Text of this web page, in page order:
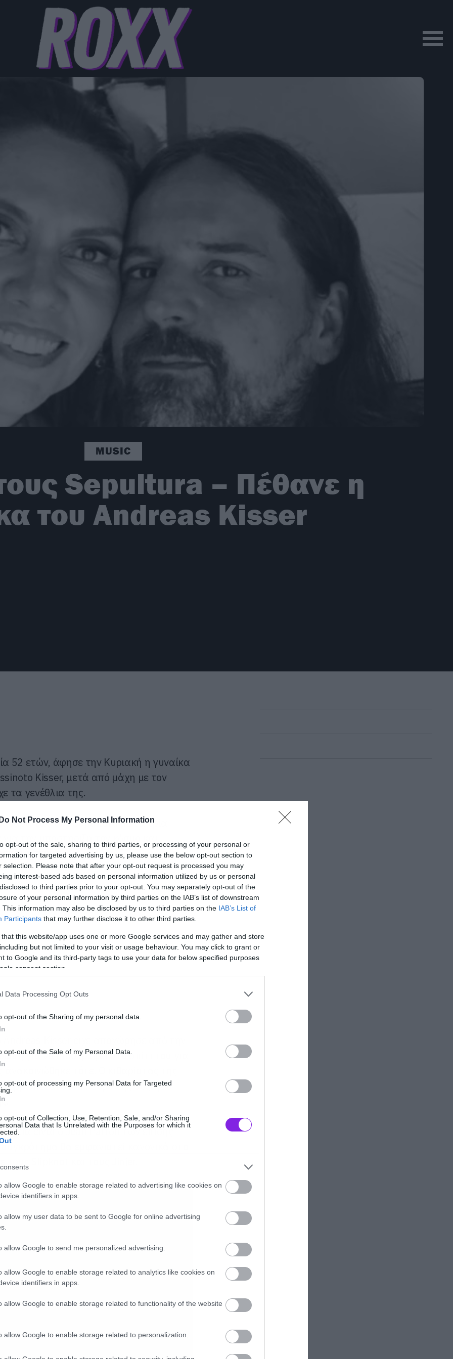
Do Not Process My Personal Information
opt-out of the sale, sharing to third parties, or processing of your personal or
for targeted advertising by us, please use the below opt-out section to
selection. Please note that after your opt-out request is processed you may
interest-based ads based on personal information utilized by us or personal
to third parties prior to your opt-out. You may separately opt-out of the
of your personal information by third parties on the IAB’s list of downstream
This information may also be disclosed by us to third parties on the IAB’s List of
Participants that may further disclose it to other third parties.
that this website/app uses one or more Google services and may gather and store
but not limited to your visit or usage behaviour. You may click to grant or
to Google and its third-party tags to use your data for below specified purposes
consent section.
Data Processing Opt Outs
opt-out of the Sharing of my personal data.
opt-out of the Sale of my Personal Data.
opt-out of processing my Personal Data for Targeted
opt-out of Collection, Use, Retention, Sale, and/or Sharing
Data that Is Unrelated with the Purposes for which it
allow Google to enable storage related to advertising like cookies on
identifiers in apps.
allow my user data to be sent to Google for online advertising
allow Google to send me personalized advertising.
allow Google to enable storage related to analytics like cookies on
identifiers in apps.
allow Google to enable storage related to functionality of the website
allow Google to enable storage related to personalization.
MUSIC
Sepultura – Πέθανε η
του Andreas Kisser
52 ετών, άφησε την Κυριακή η γυναίκα
Kisser, μετά από μάχη με τον
τα γενέθλια της.
των Sepultura με τα τρία
την υποστήριξη τον κόσμο και
στιγμή.
Kisser είχε αποχώρησε από την
για να επιστρέψει στο σπίτι του για
τότε. Ο κιθαρίστας της
βρίσκεται στο πλευρό της συζύγου
είναι ο Jean Patton των επίσης
θα εμφανιστεί κανονικά
τους Slipknot και τους Jinjer.